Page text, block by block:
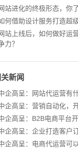
站进化的终极形态，你
何借助设计服务打造超
站上线后，如何做好运
力？
新闻
企高呈：网站代运营有
企高呈：营销自动化，
企高呈：B2B电商平台
企高呈：企业打造客户
企高呈：电商代运营可